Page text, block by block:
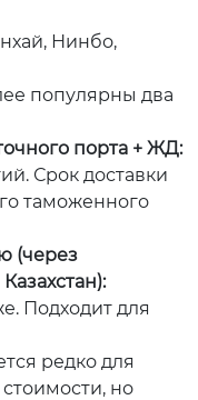
Нинбо,
популярны два
порта + ЖД:
Срок доставки
таможенного
(через
Подходит для
редко для
но